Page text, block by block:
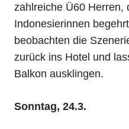
zahlreiche Ü60 Herren,
Indonesierinnen
beobachten die
zurück ins Hotel und
Balkon ausklingen.
Sonntag, 24.3.